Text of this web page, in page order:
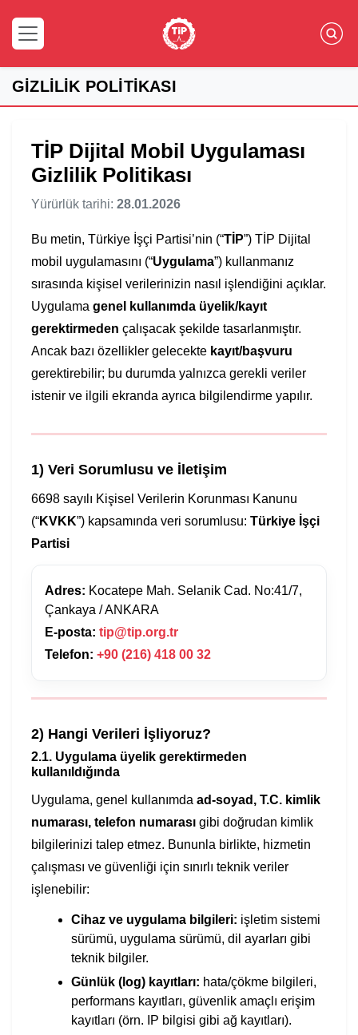
GİZLİLİK POLİTİKASI
TİP Dijital Mobil Uygulaması
Gizlilik Politikası
Yürürlük tarihi: 28.01.2026
Bu metin, Türkiye İşçi Partisi’nin (“TİP”) TİP Dijital
mobil uygulamasını (“Uygulama”) kullanmanız
sırasında kişisel verilerinizin nasıl işlendiğini açıklar.
Uygulama genel kullanımda üyelik/kayıt
gerektirmeden çalışacak şekilde tasarlanmıştır.
Ancak bazı özellikler gelecekte kayıt/başvuru
gerektirebilir; bu durumda yalnızca gerekli veriler
istenir ve ilgili ekranda ayrıca bilgilendirme yapılır.
1) Veri Sorumlusu ve İletişim
6698 sayılı Kişisel Verilerin Korunması Kanunu
(“KVKK”) kapsamında veri sorumlusu: Türkiye İşçi
Partisi
Adres: Kocatepe Mah. Selanik Cad. No:41/7,
Çankaya / ANKARA
E-posta: tip@tip.org.tr
Telefon: +90 (216) 418 00 32
2) Hangi Verileri İşliyoruz?
2.1. Uygulama üyelik gerektirmeden
kullanıldığında
Uygulama, genel kullanımda ad-soyad, T.C. kimlik
numarası, telefon numarası gibi doğrudan kimlik
bilgilerinizi talep etmez. Bununla birlikte, hizmetin
çalışması ve güvenliği için sınırlı teknik veriler
işlenebilir:
Cihaz ve uygulama bilgileri: işletim sistemi
sürümü, uygulama sürümü, dil ayarları gibi
teknik bilgiler.
Günlük (log) kayıtları: hata/çökme bilgileri,
performans kayıtları, güvenlik amaçlı erişim
kayıtları (örn. IP bilgisi gibi ağ kayıtları).